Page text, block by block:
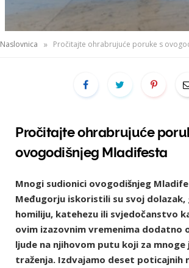
Naslovnica » Pročitajte ohrabrujuće poruke s
Pročitajte ohrabrujuće
ovogodišnjeg Mladifesta
Mnogi sudionici ovogodišnjeg
Međugorju iskoristili su svoj dolazak,
homiliju, katehezu ili svjedočanstvo
ovim izazovnim vremenima dodatno
ljude na njihovom putu koji za
traženja. Izdvajamo deset poticajnih